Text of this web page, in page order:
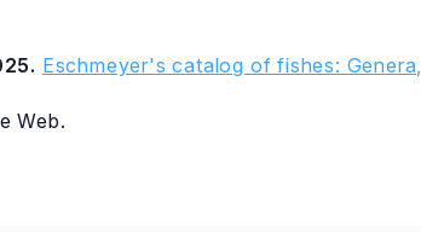
Eschmeyer's catalog of fishes: Genera,
Web.